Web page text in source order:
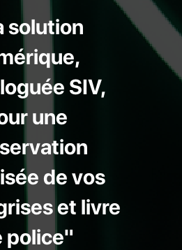
solution
SIV,
une
de vos
et livre
police"